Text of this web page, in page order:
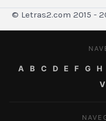
© Letras2.com 2015 -
A B C D E F G H
V